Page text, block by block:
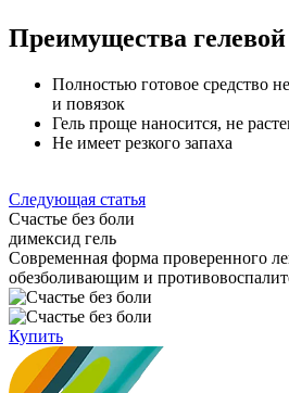
Преимущества
Полностью готовое средство
и повязок
Гель проще наносится, не
Не имеет резкого запаха
Следующая статья
Счастье без боли
димексид гель
Cовременная форма проверенного
обезболивающим и
Купить